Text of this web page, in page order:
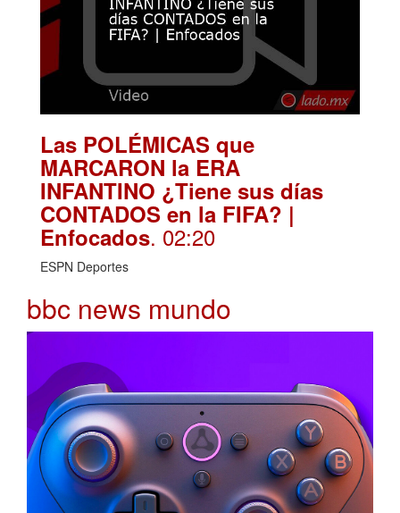
Las POLÉMICAS que
MARCARON la ERA
INFANTINO ¿Tiene sus días
CONTADOS en la FIFA? |
Enfocados. 02:20
ESPN Deportes
bbc news mundo